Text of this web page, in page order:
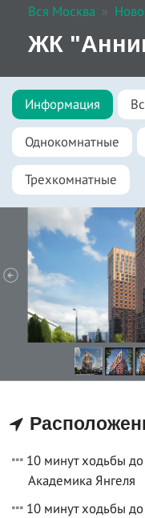
Вся Москва
ЖК
Информация
Однокомнатные
Трехкомнатные
10 минут ходьбы
Академика Янгеля
10 минут ходьбы